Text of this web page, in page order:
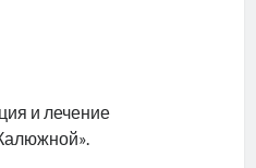
и лечение